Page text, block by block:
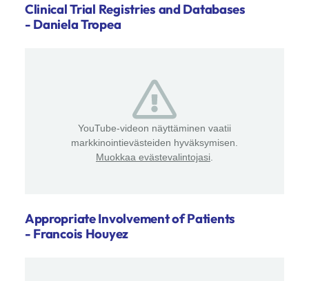
Clinical Trial Registries and Databases
- Daniela Tropea
YouTube-videon näyttäminen vaatii
markkinointievästeiden hyväksymisen.
Muokkaa evästevalintojasi.
Appropriate Involvement of Patients
- Francois Houyez